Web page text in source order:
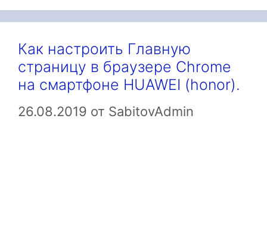
Как настроить Главную
страницу в браузере Chrome
на смартфоне HUAWEI (honor).
26.08.2019 от SabitovAdmin